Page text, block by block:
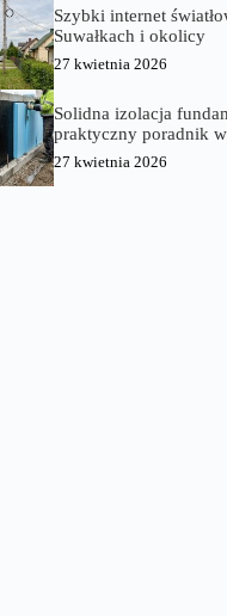
Szybki internet
Suwałkach i okolicy
27 kwietnia 2026
Solidna izolacja
praktyczny poradnik
27 kwietnia 2026